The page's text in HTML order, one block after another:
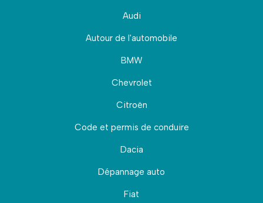
Audi
Autour de l'automobile
BMW
Chevrolet
Citroën
Code et permis de conduire
Dacia
Dépannage auto
Fiat